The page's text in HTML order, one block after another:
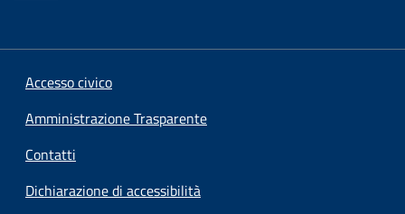
Accesso civico
Amministrazione Trasparente
Contatti
Dichiarazione di accessibilità